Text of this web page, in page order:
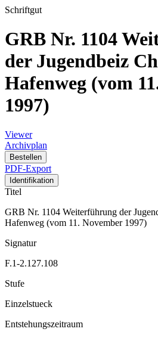
Schriftgut
GRB Nr. 1104
der Jugendbeiz
Hafenweg (vom
1997)
Viewer
Archivplan
Bestellen
PDF-Export
Identifikation
Titel
GRB Nr. 1104 Weiterführung der
Hafenweg (vom 11. November 1997)
Signatur
F.1-2.127.108
Stufe
Einzelstueck
Entstehungszeitraum